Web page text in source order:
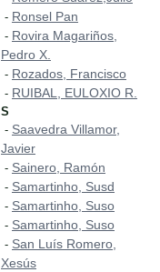
- Ronsel Pan
- Rovira Magariños,
Pedro X.
- Rozados, Francisco
- RUIBAL, EULOXIO R.
S
- Saavedra Villamor,
Javier
- Sainero, Ramón
- Samartinho, Susd
- Samartinho, Suso
- Samartinho, Suso
- San Luís Romero,
Xesús